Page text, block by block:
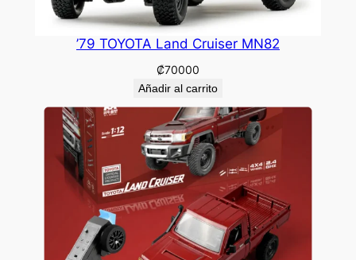
’79 TOYOTA Land Cruiser MN82
₡70000
Añadir al carrito